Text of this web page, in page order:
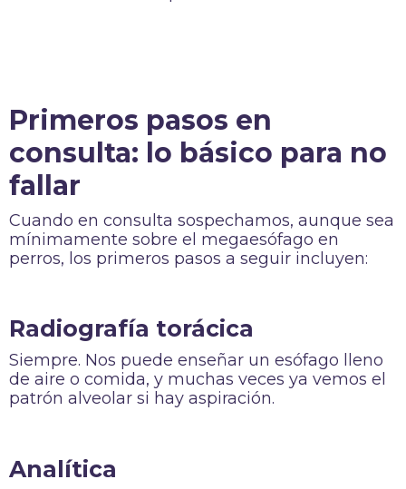
Primeros pasos en
consulta: lo básico para no
fallar
Cuando en consulta sospechamos, aunque sea
mínimamente sobre el megaesófago en
perros, los primeros pasos a seguir incluyen:
Radiografía torácica
Siempre. Nos puede enseñar un esófago lleno
de aire o comida, y muchas veces ya vemos el
patrón alveolar si hay aspiración.
Analítica